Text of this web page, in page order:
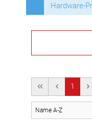
Hardware-
1